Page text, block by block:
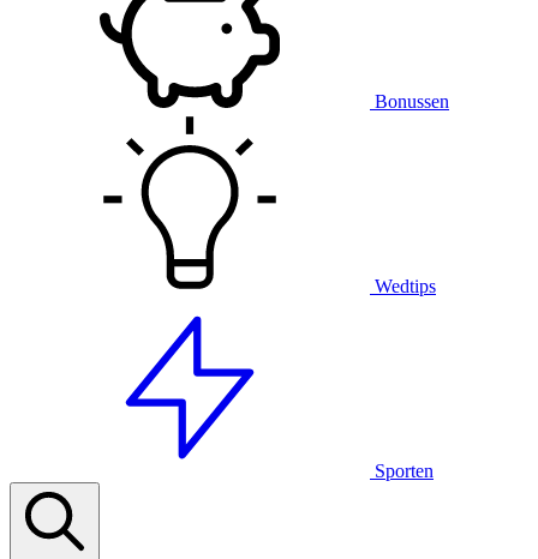
Bonussen
Wedtips
Sporten